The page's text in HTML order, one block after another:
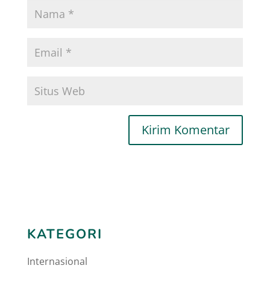
KATEGORI
Internasional